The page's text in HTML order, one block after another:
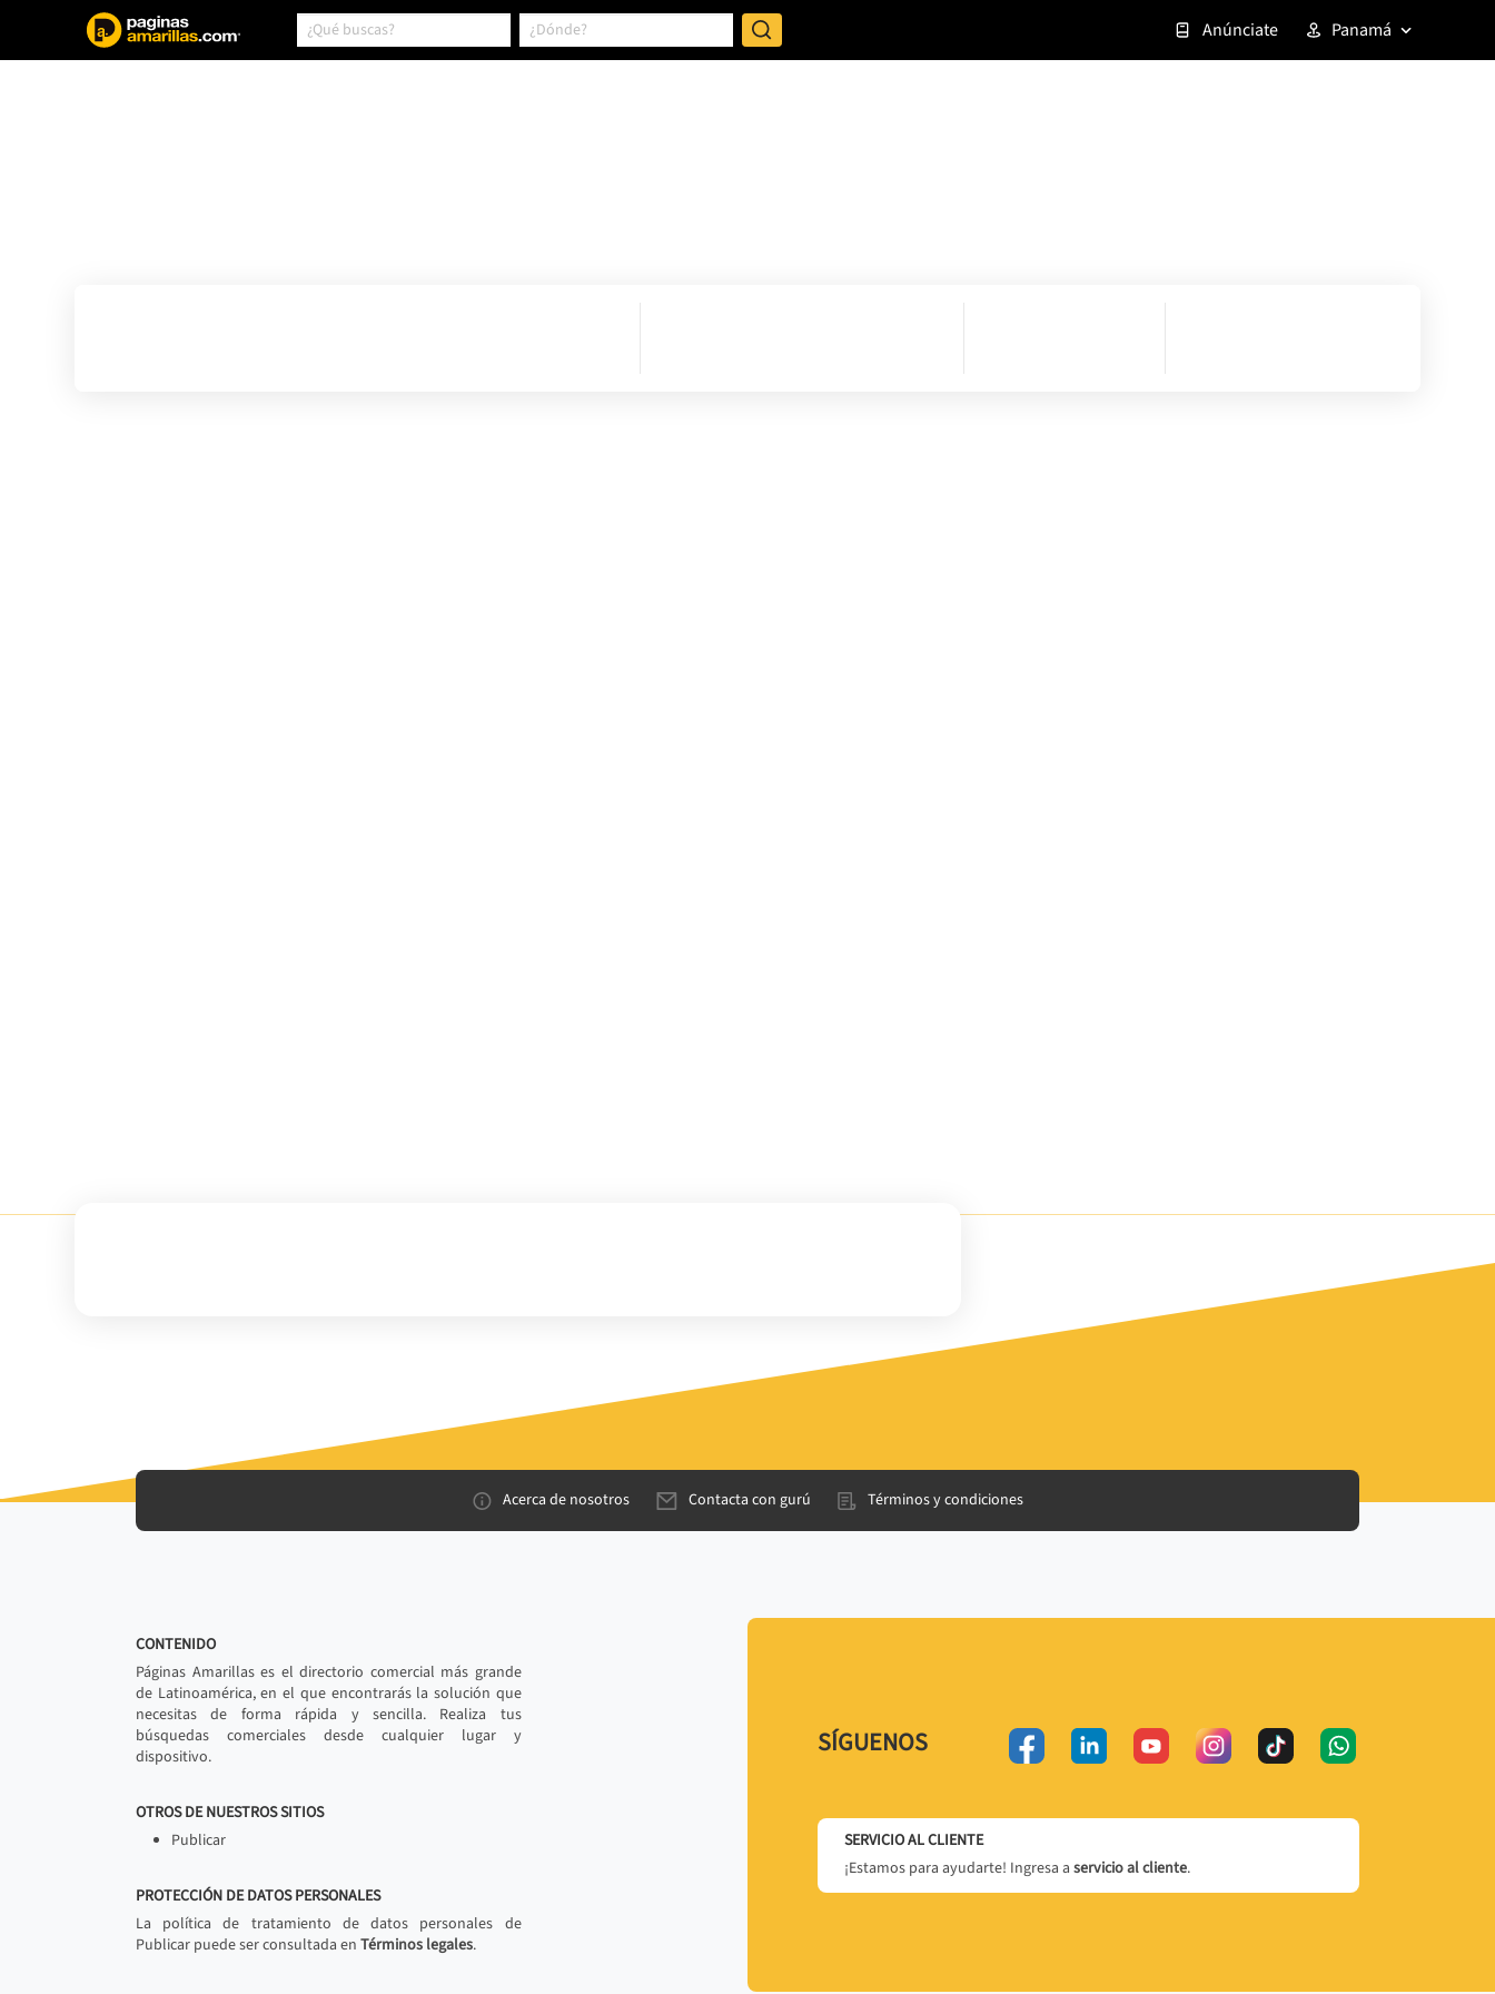
Anúnciate Panamá
Acerca de nosotros Contacta con gurú Términos y condiciones
CONTENIDO
Páginas Amarillas es el directorio comercial más grande
de Latinoamérica, en el que encontrarás la solución que
necesitas de forma rápida y sencilla. Realiza tus
búsquedas comerciales desde cualquier lugar y
dispositivo.
OTROS DE NUESTROS SITIOS
Publicar
PROTECCIÓN DE DATOS PERSONALES
La política de tratamiento de datos personales de
Publicar puede ser consultada en Términos legales.
SÍGUENOS
SERVICIO AL CLIENTE
¡Estamos para ayudarte! Ingresa a servicio al cliente.